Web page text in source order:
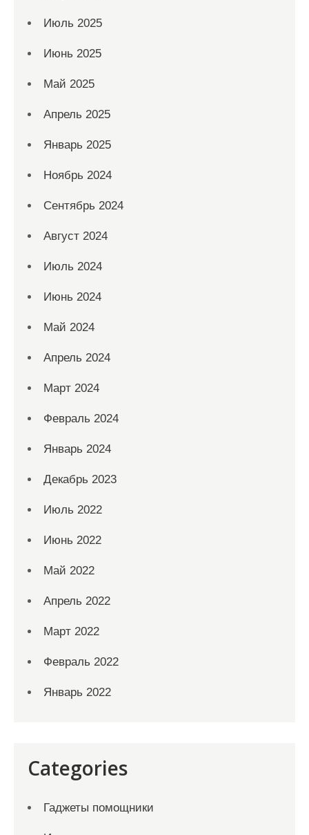
Июль 2025
Июнь 2025
Май 2025
Апрель 2025
Январь 2025
Ноябрь 2024
Сентябрь 2024
Август 2024
Июль 2024
Июнь 2024
Май 2024
Апрель 2024
Март 2024
Февраль 2024
Январь 2024
Декабрь 2023
Июль 2022
Июнь 2022
Май 2022
Апрель 2022
Март 2022
Февраль 2022
Январь 2022
Categories
Гаджеты помощники